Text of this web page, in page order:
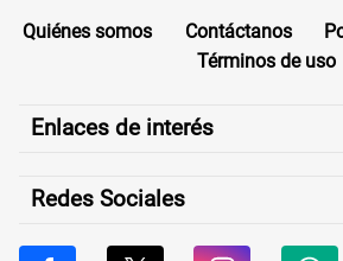
Quiénes somos Contáctanos
Términos de uso
Enlaces de interés
Redes Sociales